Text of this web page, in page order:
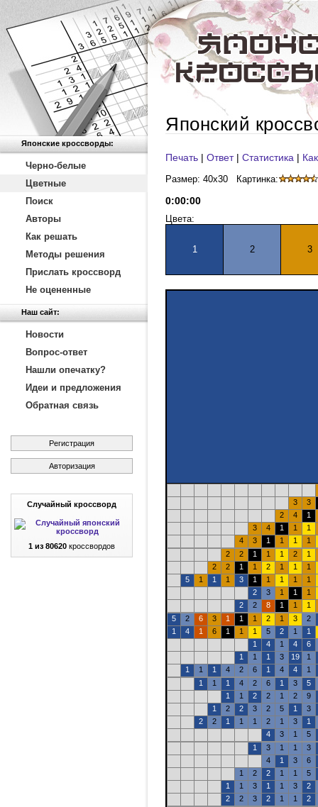
Японские кроссворды:
Черно-белые
Цветные
Поиск
Авторы
Как решать
Методы решения
Прислать кроссворд
Не оцененные
Наш сайт:
Новости
Вопрос-ответ
Нашли опечатку?
Идеи и предложения
Обратная связь
Регистрация
Авторизация
Случайный кроссворд
1 из 80620 кроссвордов
Японский
Печать | Ответ| Статистика |
Размер: 40x30 Картинка:
0:00:00
Цвета:
1 2 3
3
3
2
4
1
3
4 1 1
1
4
3 1 1 1
1
2
2 1 1 1 2
1
2
2 1 1 2 1 1
1
5
1 1 1 3 1 1 1 1
1
2
3 1 1
1
2
2 8 1 1
1
5
2 6 3 1 1 1 2 1 3
2
1
4 1 6 1 1 1 5 2 1
1
1
4 1 4
6
1
1 1 3 19
1
1
1 1 4 2 6 1 4 4
1
1
1 1 4 2 6 1 3
5
1
1 2 2 1 2
9
1
2 2 3 2 5 1
3
2
2 1 1 1 2 1 3
1
4
3 1
5
1
3 1 1
3
4
1 3
6
1
2 2 1 1
5
1
1 3 1 1 3
2
2
2 3 2 1 1
2